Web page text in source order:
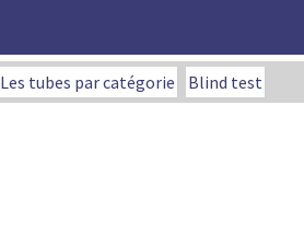
Les tubes par catégorie Blind test